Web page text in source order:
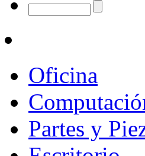
Oficina
Partes y